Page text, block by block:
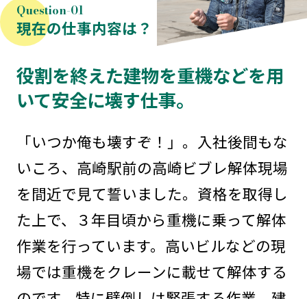
現在の仕事内容は？
役割を終えた建物を重機などを用
いて安全に壊す仕事。
「いつか俺も壊すぞ！」。入社後間もな
いころ、高崎駅前の高崎ビブレ解体現場
を間近で見て誓いました。資格を取得し
た上で、３年目頃から重機に乗って解体
作業を行っています。高いビルなどの現
場では重機をクレーンに載せて解体する